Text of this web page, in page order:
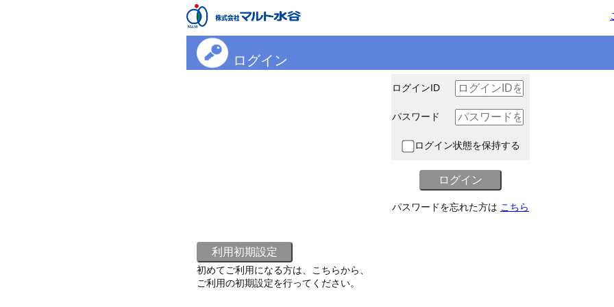
ログイン
ログインID
パスワード
ログイン状態を保持する
パスワードを忘れた方は こちら
初めてご利用になる方は、こちらから、
ご利用の初期設定を行ってください。